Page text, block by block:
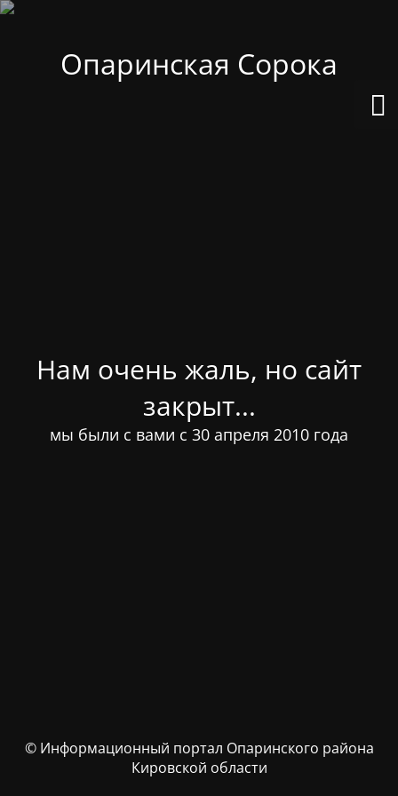
Опаринская Сорока
Нам очень жаль, но сайт
закрыт...
мы были с вами с 30 апреля 2010 года
© Информационный портал Опаринского района
Кировской области